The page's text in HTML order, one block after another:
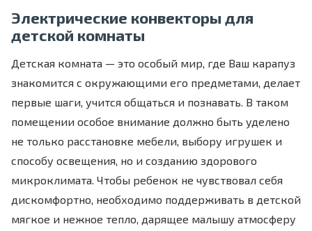
Электрические конвекторы для
детской комнаты
Детская комната — это особый мир, где Ваш карапуз
знакомится с окружающими его предметами, делает
первые шаги, учится общаться и познавать. В таком
помещении особое внимание должно быть уделено
не только расстановке мебели, выбору игрушек и
способу освещения, но и созданию здорового
микроклимата. Чтобы ребенок не чувствовал себя
дискомфортно, необходимо поддерживать в детской
мягкое и нежное тепло, дарящее малышу атмосферу